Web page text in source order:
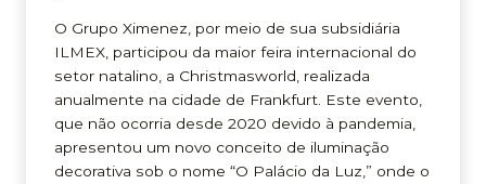
O Grupo Ximenez, por meio de sua subsidiária
ILMEX, participou da maior feira internacional do
setor natalino, a Christmasworld, realizada
anualmente na cidade de Frankfurt. Este evento,
que não ocorria desde 2020 devido à pandemia,
apresentou um novo conceito de iluminação
decorativa sob o nome “O Palácio da Luz,” onde o